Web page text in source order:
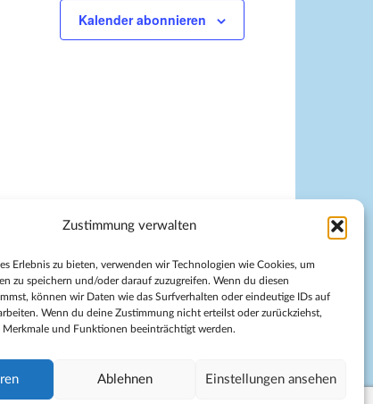
Zustimmung verwalten
Erlebnis zu bieten, verwenden wir Technologien wie Cookies, um
zu speichern und/oder darauf zuzugreifen. Wenn du diesen
können wir Daten wie das Surfverhalten oder eindeutige IDs auf
Wenn du deine Zustimmung nicht erteilst oder zurückziehst,
Merkmale und Funktionen beeinträchtigt werden.
Ablehnen Einstellungen ansehen
Kalender abonnieren
Kirche in Bonn
(EU)